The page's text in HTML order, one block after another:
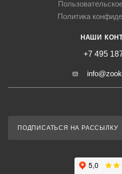
Политика
НАШИ
+7 495
ПОДПИСАТЬСЯ НА РАССЫЛКУ